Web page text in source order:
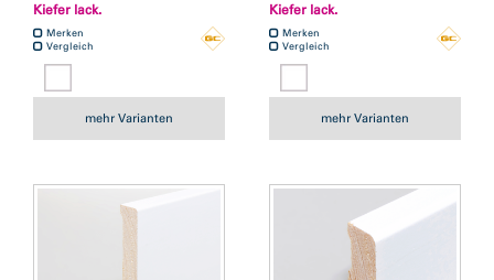
Kiefer lack.
Merken
Vergleich
mehr Varianten
Kiefer lack.
Merken
Vergleich
mehr Varianten